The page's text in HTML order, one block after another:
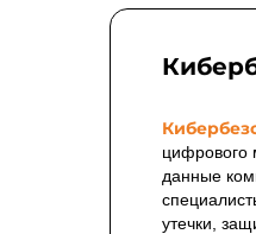
цифрового
данные
утечки,